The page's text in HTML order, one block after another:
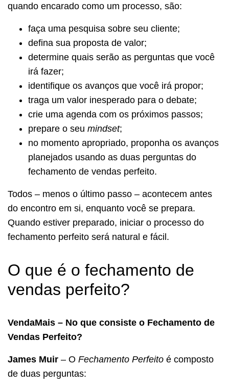
quando encarado como um processo, são:
faça uma pesquisa sobre seu cliente;
defina sua proposta de valor;
determine quais serão as perguntas que você
irá fazer;
identifique os avanços que você irá propor;
traga um valor inesperado para o debate;
crie uma agenda com os próximos passos;
prepare o seu mindset;
no momento apropriado, proponha os avanços
planejados usando as duas perguntas do
fechamento de vendas perfeito.
Todos – menos o último passo – acontecem antes
do encontro em si, enquanto você se prepara.
Quando estiver preparado, iniciar o processo do
fechamento perfeito será natural e fácil.
O que é o fechamento de
vendas perfeito?
VendaMais – No que consiste o Fechamento de
Vendas Perfeito?
James Muir – O Fechamento Perfeito é composto
de duas perguntas: